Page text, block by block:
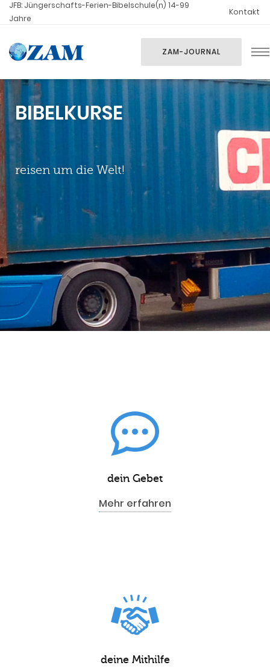
JFB: Jüngerschafts-Ferien-Bibelschule(n) 14-99
Jahre
Kontakt
ZAM-JOURNAL
BIBELKURSE
reisen um die Welt!
dein Gebet
Mehr erfahren
deine Mithilfe